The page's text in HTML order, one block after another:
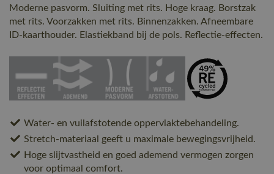
Moderne pasvorm. Sluiting met rits. Hoge kraag. Borstzak
met rits. Voorzakken met rits. Binnenzakken. Afneembare
ID-kaarthouder. Elastiekband bij de pols. Reflectie-effecten.
Water- en vuilafstotende oppervlaktebehandeling.
Stretch-materiaal geeft u maximale bewegingsvrijheid.
Hoge slijtvastheid en goed ademend vermogen zorgen
voor optimaal comfort.